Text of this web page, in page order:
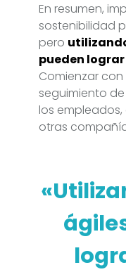
En resumen,
sostenibilidad
pero
pueden
Comienzar
seguimiento
los
otras